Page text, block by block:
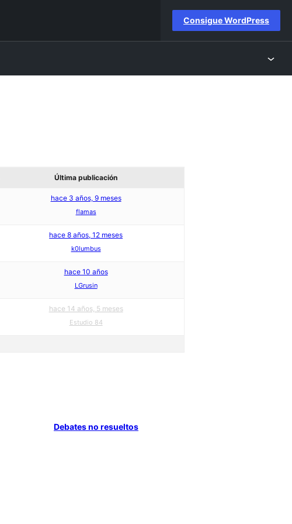
Consigue WordPress
Última publicación
hace 3 años, 9 meses
flamas
hace 8 años, 12 meses
k0lumbus
hace 10 años
LGrusin
hace 14 años, 5 meses
Estudio 84
Debates no resueltos